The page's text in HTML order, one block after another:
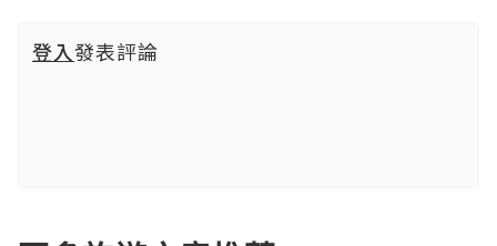
登入發表評論